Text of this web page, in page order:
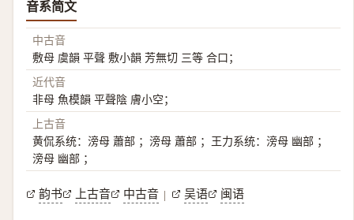
音系简文
中古音
敷母 虞韻 平聲 敷小韻 芳無切 三等 合口；
近代音
非母 魚模韻 平聲陰 膚小空；
上古音
黄侃系统：滂母 蕭部 ；滂母 蕭部 ；王力系统：滂母 幽部 ；
滂母 幽部 ；
韵书 上古音 中古音 | 吴语 闽语